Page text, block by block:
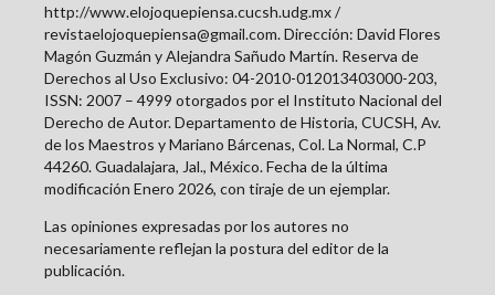
http://www.elojoquepiensa.cucsh.udg.mx /
revistaelojoquepiensa@gmail.com. Dirección: David Flores
Magón Guzmán y Alejandra Sañudo Martín. Reserva de
Derechos al Uso Exclusivo: 04-2010-012013403000-203,
ISSN: 2007 – 4999 otorgados por el Instituto Nacional del
Derecho de Autor. Departamento de Historia, CUCSH, Av.
de los Maestros y Mariano Bárcenas, Col. La Normal, C.P
44260. Guadalajara, Jal., México. Fecha de la última
modificación Enero 2026, con tiraje de un ejemplar.
Las opiniones expresadas por los autores no
necesariamente reflejan la postura del editor de la
publicación.